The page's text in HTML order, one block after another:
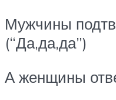
Мужчины
(“Да,да,да”)
А женщины